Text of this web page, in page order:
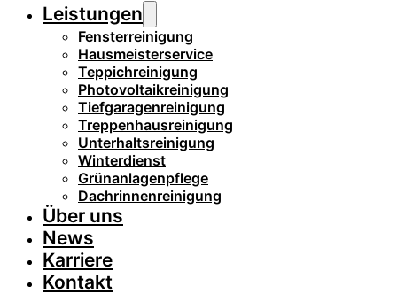
Leistungen
Fensterreinigung
Hausmeisterservice
Teppichreinigung
Photovoltaikreinigung
Tiefgaragenreinigung
Treppenhausreinigung
Unterhaltsreinigung
Winterdienst
Grünanlagenpflege
Dachrinnenreinigung
Über uns
News
Karriere
Kontakt